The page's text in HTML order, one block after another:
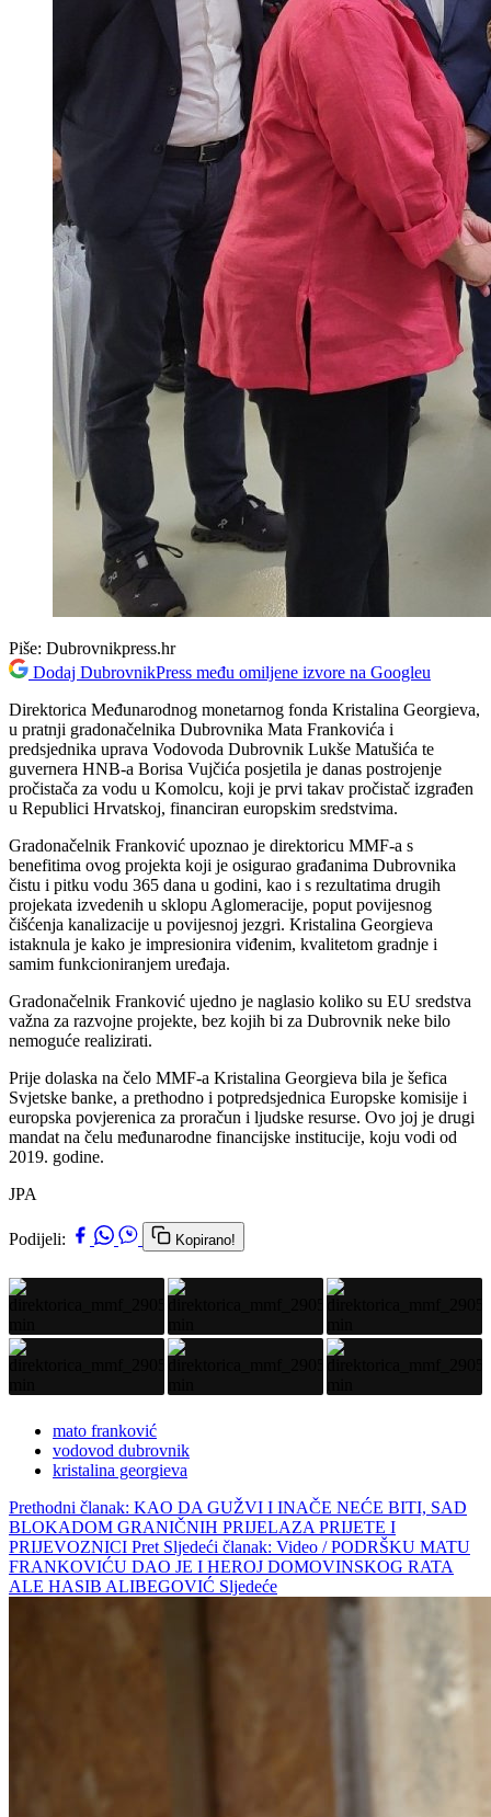
Piše: Dubrovnikpress.hr
Dodaj DubrovnikPress među omiljene izvore na Googleu
Direktorica Međunarodnog monetarnog fonda Kristalina Georgieva,
u pratnji gradonačelnika Dubrovnika Mata Frankovića i
predsjednika uprava Vodovoda Dubrovnik Lukše Matušića te
guvernera HNB-a Borisa Vujčića posjetila je danas postrojenje
pročistača za vodu u Komolcu, koji je prvi takav pročistač izgrađen
u Republici Hrvatskoj, financiran europskim sredstvima.
Gradonačelnik Franković upoznao je direktoricu MMF-a s
benefitima ovog projekta koji je osigurao građanima Dubrovnika
čistu i pitku vodu 365 dana u godini, kao i s rezultatima drugih
projekata izvedenih u sklopu Aglomeracije, poput povijesnog
čišćenja kanalizacije u povijesnoj jezgri. Kristalina Georgieva
istaknula je kako je impresionira viđenim, kvalitetom gradnje i
samim funkcioniranjem uređaja.
Gradonačelnik Franković ujedno je naglasio koliko su EU sredstva
važna za razvojne projekte, bez kojih bi za Dubrovnik neke bilo
nemoguće realizirati.
Prije dolaska na čelo MMF-a Kristalina Georgieva bila je šefica
Svjetske banke, a prethodno i potpredsjednica Europske komisije i
europska povjerenica za proračun i ljudske resurse. Ovo joj je drugi
mandat na čelu međunarodne financijske institucije, koju vodi od
2019. godine.
JPA
Podijeli: Kopirano!
mato franković
vodovod dubrovnik
kristalina georgieva
Prethodni članak: KAO DA GUŽVI I INAČE NEĆE BITI, SAD
BLOKADOM GRANIČNIH PRIJELAZA PRIJETE I
PRIJEVOZNICI Pret Sljedeći članak: Video / PODRŠKU MATU
FRANKOVIĆU DAO JE I HEROJ DOMOVINSKOG RATA
ALE HASIB ALIBEGOVIĆ Sljedeće